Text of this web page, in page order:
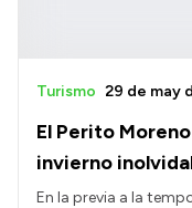
El Perito
invierno
Turismo 29 de may
En la previa a la